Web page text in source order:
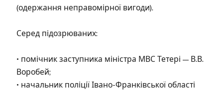
(одержання неправомірної вигоди).
Серед підозрюваних:
• помічник заступника міністра МВС Тетері — В.В.
Воробей;
• начальник поліції Івано-Франківської області